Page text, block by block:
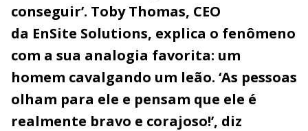
conseguir’. Toby Thomas, CEO
da EnSite Solutions, explica o fenômeno
com a sua analogia favorita: um
homem cavalgando um leão. ‘As pessoas
olham para ele e pensam que ele é
realmente bravo e corajoso!’, diz